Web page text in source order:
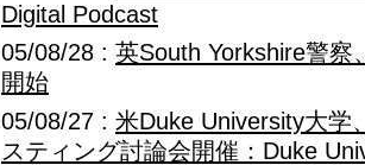
Digital Podcast
05/08/28 : 英South Yorkshire警察
開始
05/08/27 : 米Duke University大学
スティング討論会開催：Duke